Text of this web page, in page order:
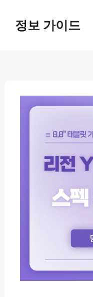
정보 가이드